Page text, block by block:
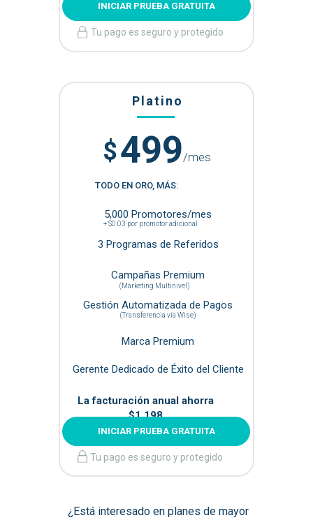
Platino
¿Está interesado en planes de mayor
499/mes
$
5,000 Promotores/mes
3 Programas de Referidos
Campañas Premium
Gestión Automatizada de Pagos
Marca Premium
Tu pago es seguro y protegido
INICIAR PRUEBA GRATUITA
La facturación anual ahorra
$1,198
Tu pago es seguro y protegido
INICIAR PRUEBA GRATUITA
TODO EN ORO, MÁS:
(Transferencia vía Wise)
(Marketing Multinivel)
Gerente Dedicado de Éxito del Cliente
+ $0.03 por promotor adicional